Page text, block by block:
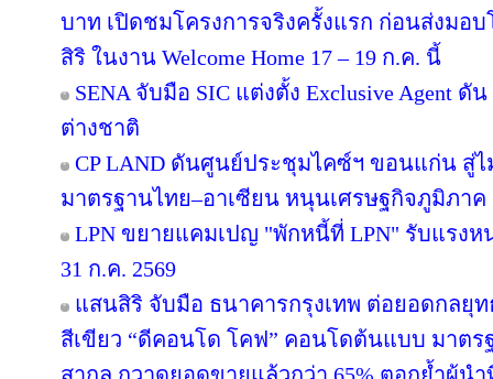
บาท เปิดชมโครงการจริงครั้งแรก ก่อนส่งม
สิริ ในงาน Welcome Home 17 – 19 ก.ค. นี้
SENA จับมือ SIC แต่งตั้ง Exclusive Agent ดั
ต่างชาติ
CP LAND ดันศูนย์ประชุมไคซ์ฯ ขอนแก่น สู่
มาตรฐานไทย–อาเซียน หนุนเศรษฐกิจภูมิภาค
LPN ขยายแคมเปญ "พักหนี้ที่ LPN" รับแรง
31 ก.ค. 2569
แสนสิริ จับมือ ธนาคารกรุงเทพ ต่อยอดกลยุ
สีเขียว “ดีคอนโด โคฟ” คอนโดต้นแบบ มาต